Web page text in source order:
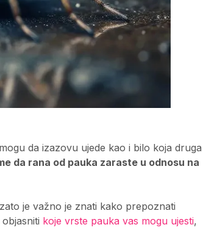
da izazovu ujede kao i bilo koja druga
da rana od pauka zaraste u odnosu na
je važno je znati kako prepoznati
koje vrste pauka vas mogu ujesti,